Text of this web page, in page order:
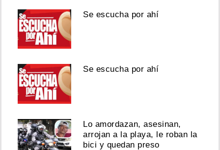
Se escucha por ahí
Se escucha por ahí
Lo amordazan, asesinan,
arrojan a la playa, le roban la
bici y quedan preso